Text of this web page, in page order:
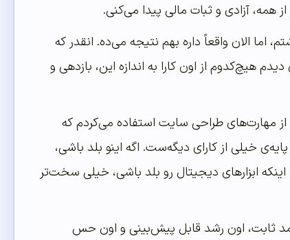
آزادی و ثبات مالی پیدا می‌کنی.
اما الان واقعاً داره بهم نتیجه می‌ده. انقدر که
هیچ‌کدوم از اون کارا به اندازه این، بازدهی و
مهارت‌های طراحی سایت استفاده می‌کردم که
خیلی از کارای دیگه‌ست. اگه اینو بلد باشی،
ابزارهای دیجیتال رو بلد باشی، خیلی سخت‌تر
ثابت، اون رشد قابل پیش‌بینی و اون حس